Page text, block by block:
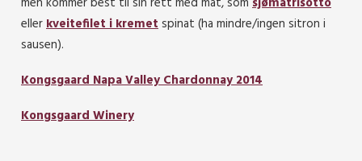
ellerkveitefilet i kremetspinat (ha mindre/ingen sitron i
sausen).
Kongsgaard Napa Valley Chardonnay 2014
Kongsgaard Winery